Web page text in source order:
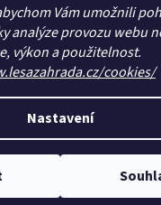
Vám umožnili
analýze provozu webu
výkon a použitelnost.
cookies/
Nastavení